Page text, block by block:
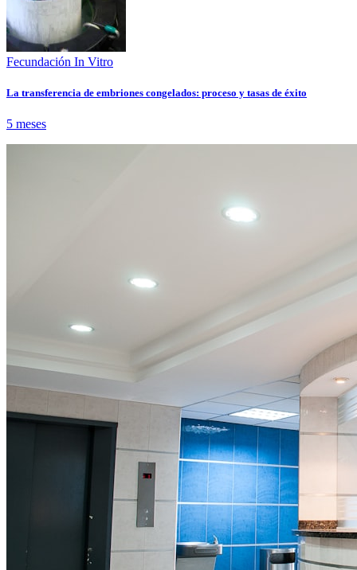
Fecundación In Vitro
La transferencia de embriones congelados: proceso y tasas de éxito
5 meses